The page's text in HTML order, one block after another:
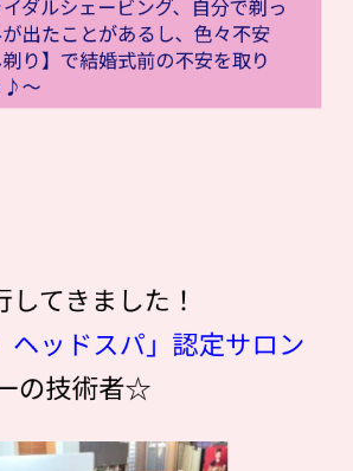
ダルシェービング、自分で剃っ
出たことがあるし、色々不安
り】で結婚式前の不安を取り
♪〜
てきました！
ヘッドスパ」認定サロン
の技術者☆